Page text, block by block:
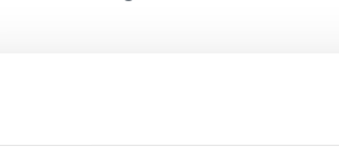
Dienstag:08:00-15:00